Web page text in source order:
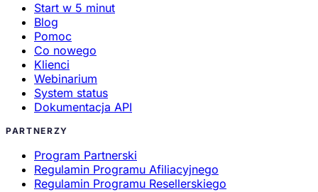
Start w 5 minut
Blog
Pomoc
Co nowego
Klienci
Webinarium
System status
Dokumentacja API
PARTNERZY
Program Partnerski
Regulamin Programu Afiliacyjnego
Regulamin Programu Resellerskiego